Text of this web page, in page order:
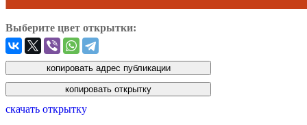
Выберите цвет открытки:
скачать открытку